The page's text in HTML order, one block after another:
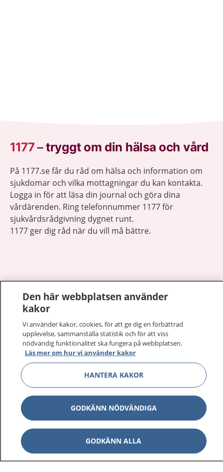
1177–tryggt om din hälsa och vård
På 1177.se får du råd om hälsa och information om
sjukdomar och vilka mottagningar du kan kontakta.
Logga in för att läsa din journal och göra dina
vårdärenden. Ring telefonnummer 1177 för
sjukvårdsrådgivning dygnet runt.
1177 ger dig råd när du vill må bättre.
1177 på flera språk
Om 1177
Kontakt
Behandling av personuppgifter
Hantering av kakor
Inställningar för kakor
Den här webbplatsen använder
kakor
Vi använder kakor, cookies, för att ge dig en förbättrad
upplevelse, sammanställa statistik och för att viss
nödvändig funktionalitet ska fungera på webbplatsen.
Läs mer om hur vi använder kakor
HANTERA KAKOR
GODKÄNN NÖDVÄNDIGA
GODKÄNN ALLA